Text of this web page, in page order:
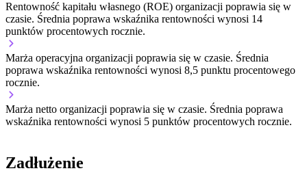
Rentowność kapitału własnego (ROE) organizacji poprawia się w
czasie. Średnia poprawa wskaźnika rentowności wynosi 14
punktów procentowych rocznie.
Marża operacyjna organizacji poprawia się w czasie. Średnia
poprawa wskaźnika rentowności wynosi 8,5 punktu procentowego
rocznie.
Marża netto organizacji poprawia się w czasie. Średnia poprawa
wskaźnika rentowności wynosi 5 punktów procentowych rocznie.
Zadłużenie